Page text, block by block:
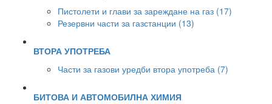
Пистолети и глави за зареждане на газ (17)
Резервни части за газстанции (13)
ВТОРА УПОТРЕБА
Части за газови уредби втора употреба (7)
БИТОВА И АВТОМОБИЛНА ХИМИЯ